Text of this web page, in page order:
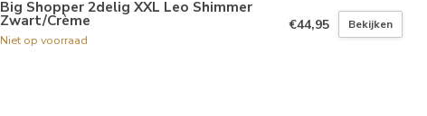
Big Shopper 2delig XXL Leo Shimmer
Zwart/Crème
Niet op voorraad
€44,95 Bekijken